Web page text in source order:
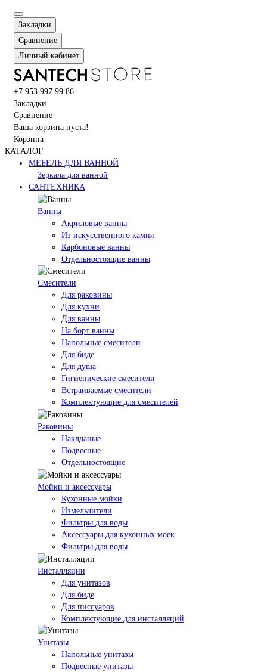
Закладки
Сравнение
Личный кабинет
+7 953 997 99 86
Закладки
Сравнение
Ваша корзина пуста!
Корзина
КАТАЛОГ
МЕБЕЛЬ ДЛЯ ВАННОЙ
Зеркала для ванной
САНТЕХНИКА
Ванны
Акриловые ванны
Из искусственного камня
Карбоновые ванны
Отдельностоящие ванны
Смесители
Для раковины
Для кухни
Для ванны
На борт ванны
Напольные смесители
Для биде
Для душа
Гигиенические смесители
Встраиваемые смесители
Комплектующие для смесителей
Раковины
Наклданые
Подвесные
Отдельностоящие
Мойки и аксессуары
Кухонные мойки
Измельчители
Фильтры для воды
Аксессуары для кухонных моек
Фильтры для воды
Инсталляции
Для унитазов
Для биде
Для писсуаров
Комплектующие для инсталляций
Унитазы
Напольные унитазы
Подвесные унитазы